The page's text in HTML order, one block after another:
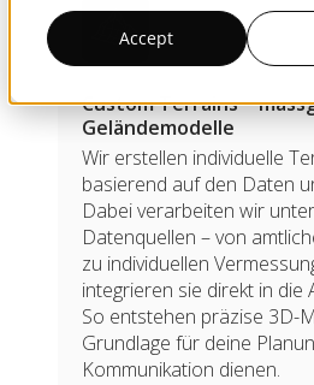
Accept
Custom Terrains –
Geländemodelle
Wir erstellen individuelle
basierend auf den Daten
Dabei verarbeiten wir
Datenquellen – von
zu individuellen
integrieren sie direkt in die
So entstehen präzise 3D-
Grundlage für deine
Kommunikation dienen.